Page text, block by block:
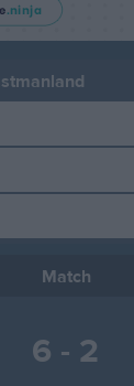
Match
6 - 2